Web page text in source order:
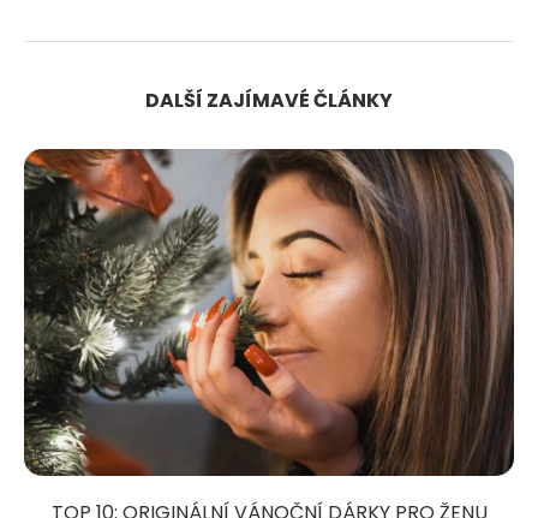
DALŠÍ ZAJÍMAVÉ ČLÁNKY